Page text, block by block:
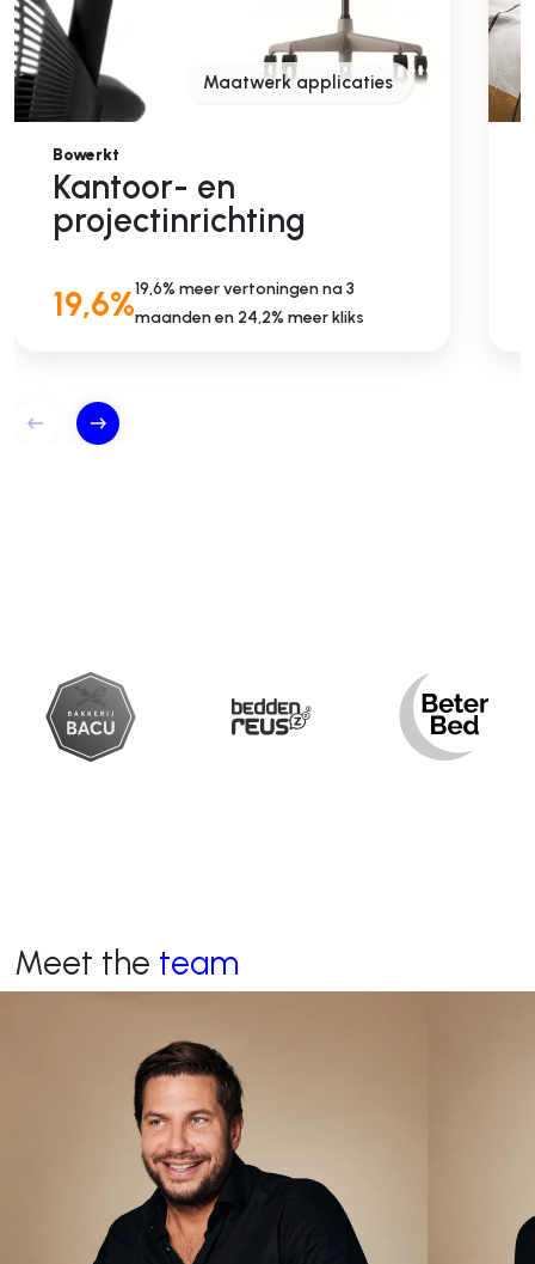
Maatwerk applicaties
Bowerkt
Kantoor- en
projectinrichting
19,6%19,6% meer vertoningen na 3
maanden en 24,2% meer kliks
Meet the team